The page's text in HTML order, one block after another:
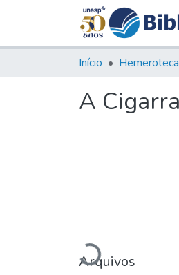
Início Hemeroteca
A
Carregando...
Arquivos